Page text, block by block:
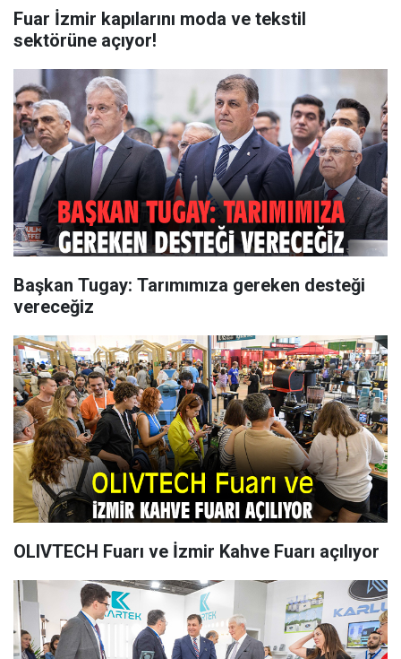
Fuar İzmir kapılarını moda ve tekstil
sektörüne açıyor!
Başkan Tugay: Tarımımıza gereken desteği
vereceğiz
OLIVTECH Fuarı ve İzmir Kahve Fuarı açılıyor